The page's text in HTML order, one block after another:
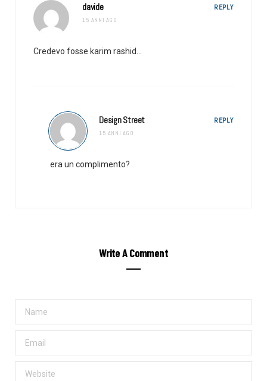
davide
15 ANNI AGO
REPLY
Credevo fosse karim rashid…
Design Street
15 ANNI AGO
REPLY
era un complimento?
Write A Comment